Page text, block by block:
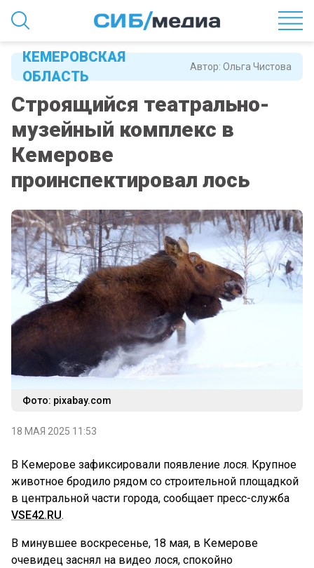
Автор: Ольга Чистова
КЕМЕРОВСКАЯ
ОБЛАСТЬ
Строящийся театрально-
музейный комплекс в
Кемерове
проинспектировал лось
Фото: pixabay.com
18 МАЯ 2025 11:53
В Кемерове зафиксировали появление лося. Крупное
животное бродило рядом со строительной площадкой
в центральной части города, сообщает пресс-служба
VSE42.RU.
В минувшее воскресенье, 18 мая, в Кемерове
очевидец заснял на видео лося, спокойно